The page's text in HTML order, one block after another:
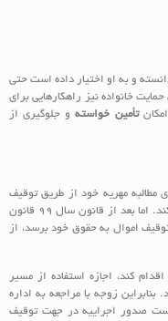
و به او اختیار داده است حتی
خانواده نیز راهکارهایی برای
تأمین خواستهو جلوگیری از
می توانست برای مطالبه مهریه خود از طریق توقیف
اموال از دو طریق دادگاه حقوقی و اداره ثبت اقدام کند. اما بعد از قانون سال 99 قانون
اموال به حقوق خود برسد، از
کند، اجازه استفاده از مسیر
زوجه با مراجعه به اداره
صدور اجراییه در جهت توقیف